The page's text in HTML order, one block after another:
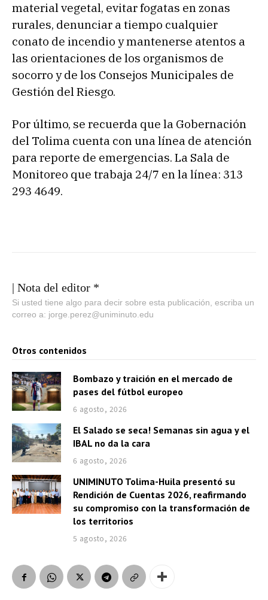
material vegetal, evitar fogatas en zonas
rurales, denunciar a tiempo cualquier
conato de incendio y mantenerse atentos a
las orientaciones de los organismos de
socorro y de los Consejos Municipales de
Gestión del Riesgo.
Por último, se recuerda que la Gobernación
del Tolima cuenta con una línea de atención
para reporte de emergencias. La Sala de
Monitoreo que trabaja 24/7 en la línea: 313
293 4649.
| Nota del editor *
Si usted tiene algo para decir sobre esta publicación, escriba un
correo a: jorge.perez@uniminuto.edu
Otros contenidos
Bombazo y traición en el mercado de
pases del fútbol europeo
6 agosto, 2026
El Salado se seca! Semanas sin agua y el
IBAL no da la cara
6 agosto, 2026
UNIMINUTO Tolima-Huila presentó su
Rendición de Cuentas 2026, reafirmando
su compromiso con la transformación de
los territorios
5 agosto, 2026